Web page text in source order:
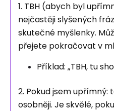
1. TBH (abych byl
nejčastěji slyšených
skutečné myšlenky.
přejete pokračovat v
Příklad: „TBH, tu
2. Pokud jsem
osobněji. Je skvělé,